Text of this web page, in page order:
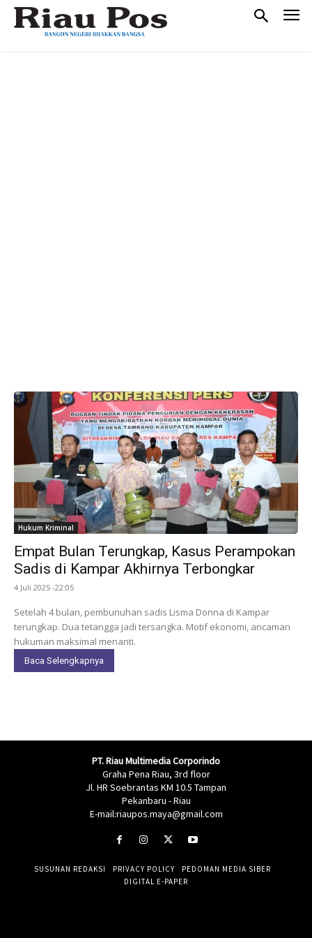
Hukum Kriminal
Empat Bulan Terungkap, Kasus Perampokan
Sadis di Kampar Akhirnya Terbongkar
4 Juli 2025 -22:05
Setelah 4 bulan, pembunuhan sadis Lisma Donna di Kampar
terungkap. Dua tetangga jadi tersangka. Motif ekonomi, ancaman
hukuman maksimal menanti.
Baca Selengkapnya
PT. Riau Multimedia Corporindo
Graha Pena Riau, 3rd floor
Jl. HR Soebrantas KM 10.5 Tampan
Pekanbaru - Riau
E-mail:riaupos.maya@gmail.com
SUSUNAN REDAKSI PRIVACY POLICY
PEDOMAN MEDIA SIBER
DIGITAL E-PAPER